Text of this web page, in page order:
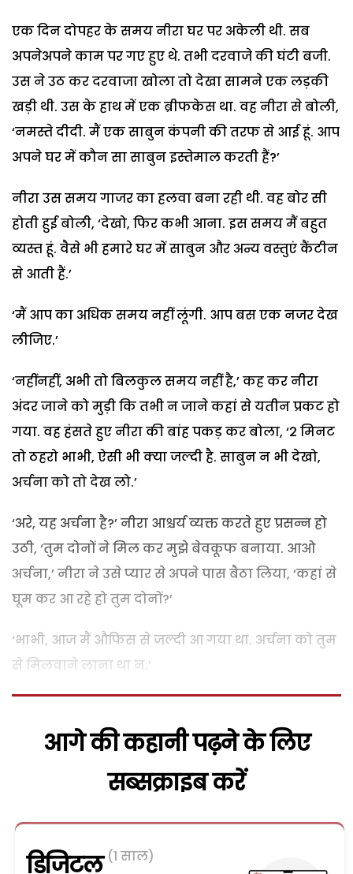
एक दिन दोपहर के समय नीरा घर पर अकेली थी. सब
अपनेअपने काम पर गए हुए थे. तभी दरवाजे की घंटी बजी.
उस ने उठ कर दरवाजा खोला तो देखा सामने एक लड़की
खड़ी थी. उस के हाथ में एक ब्रीफकेस था. वह नीरा से बोली,
‘नमस्ते दीदी. मैं एक साबुन कंपनी की तरफ से आई हूं. आप
अपने घर में कौन सा साबुन इस्तेमाल करती हैं?’
नीरा उस समय गाजर का हलवा बना रही थी. वह बोर सी
होती हुई बोली, ‘देखो, फिर कभी आना. इस समय मैं बहुत
व्यस्त हूं. वैसे भी हमारे घर में साबुन और अन्य वस्तुएं कैंटीन
से आती हैं.’
‘मैं आप का अधिक समय नहीं लूंगी. आप बस एक नजर देख
लीजिए.’
‘नहींनहीं, अभी तो बिलकुल समय नहीं है,’ कह कर नीरा
अंदर जाने को मुड़ी कि तभी न जाने कहां से यतीन प्रकट हो
गया. वह हंसते हुए नीरा की बांह पकड़ कर बोला, ‘2 मिनट
तो ठहरो भाभी, ऐसी भी क्या जल्दी है. साबुन न भी देखो,
अर्चना को तो देख लो.’
‘अरे, यह अर्चना है?’ नीरा आश्चर्य व्यक्त करते हुए प्रसन्न हो
उठी, ‘तुम दोनों ने मिल कर मुझे बेवकूफ बनाया. आओ
अर्चना,’ नीरा ने उसे प्यार से अपने पास बैठा लिया, ‘कहां से
घूम कर आ रहे हो तुम दोनों?’
‘भाभी, आज मैं औफिस से जल्दी आ गया था. अर्चना को तुम
से मिलवाने लाना था न.’
आगे की कहानी पढ़ने के लिए
सब्सक्राइब करें
डिजिटल (1 साल)